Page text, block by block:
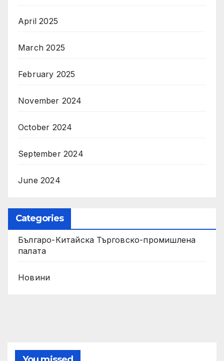
April 2025
March 2025
February 2025
November 2024
October 2024
September 2024
June 2024
Categories
Българо-Китайска Търговско-промишлена
палaта
Новини